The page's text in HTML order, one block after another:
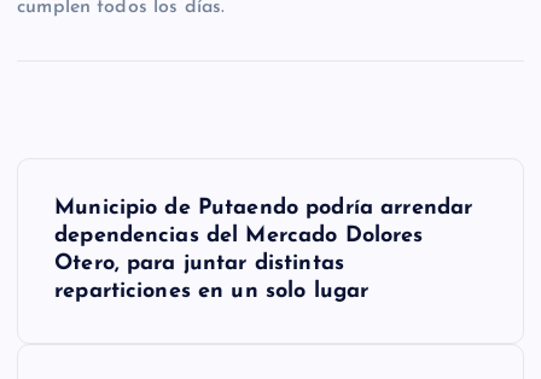
cumplen todos los días.
Municipio de Putaendo podría arrendar
dependencias del Mercado Dolores
Otero, para juntar distintas
reparticiones en un solo lugar